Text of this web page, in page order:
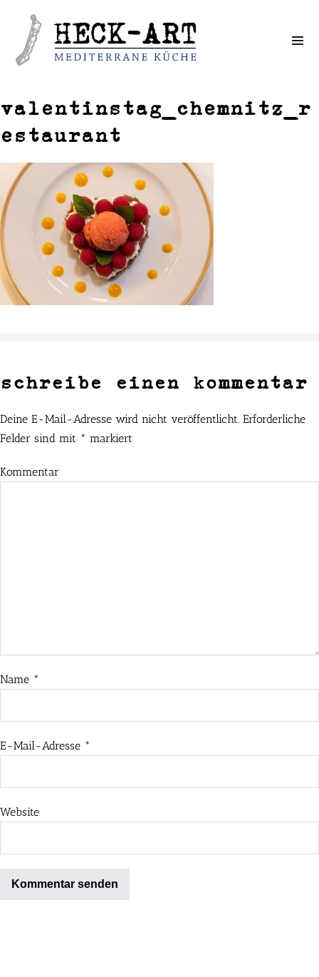
Weiter
Inhalt
valentinstag_chemnitz_r
estaurant
schreibe einen kommentar
Deine E-Mail-Adresse wird nicht veröffentlicht. Erforderliche
Felder sind mit * markiert
Kommentar
Name *
E-Mail-Adresse *
Website